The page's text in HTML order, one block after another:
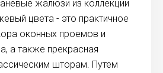
жалюзи из коллекции
цвета - это практичное
оконных проемов и
а также прекрасная
шторам. Путем